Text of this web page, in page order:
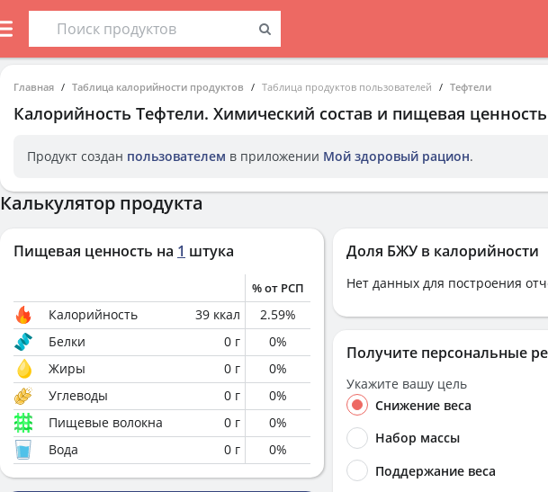
Главная Таблица калорийности продуктов Таблица продуктов пользователей Тефтели
Калорийность Тефтели. Химический состав и пищевая
Продукт создан пользователем в приложении Мой здоровый рацион.
Калькулятор продукта
Пищевая ценность на 1 штука
% от РСП
Калорийность 39 ккал 2.59%
Белки
0 г 0%
Жиры
0 г 0%
Углеводы
0 г 0%
Пищевые волокна
0 г 0%
Вода
0 г 0%
Доля БЖУ в калорийности
Нет данных для построения
Получите персональные
Укажите вашу цель
Снижение веса
Набор массы
Поддержание веса